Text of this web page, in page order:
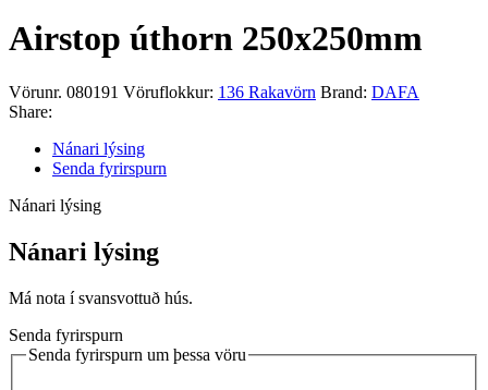
Airstop úthorn 250x250mm
Vörunr. 080191 Vöruflokkur: 136 Rakavörn Brand: DAFA
Share:
Nánari lýsing
Senda fyrirspurn
Nánari lýsing
Nánari lýsing
Má nota í svansvottuð hús.
Senda fyrirspurn
Senda fyrirspurn um þessa vöru